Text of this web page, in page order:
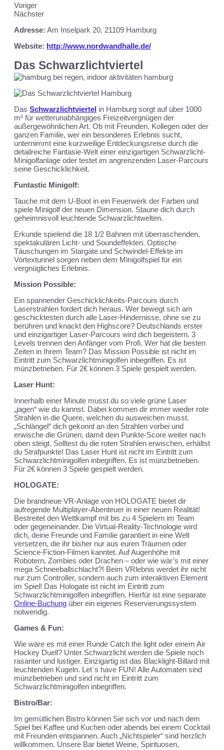
Voriger
Nächster
Adresse: Am Inselpark 20, 21109 Hamburg
Website: http://www.nordwandhalle.de/
Das Schwarzlichtviertel
Das Schwarzlichtviertel in Hamburg sorgt auf über 1000
m² für wetterunabhängiges Freizeitvergnügen der
außergewöhnlichen Art. Ob mit Freunden, Kollegen oder der
ganzen Familie, wer ein besonderes Erlebnis sucht,
unternimmt eine kurzweilige Entdeckungsreise durch die
detailreiche Fantasie-Welt einer einzigartigen Schwarzlicht-
Minigolfanlage oder testet im angrenzenden Laser-Parcours
seine Geschicklichkeit.
Funtastic Minigolf:
Tauche mit dem U-Boot in ein Feuerwerk der Farben und
spiele Minigolf der neuen Dimension. Staune dich durch
geheimnisvoll leuchtende Schwarzlichtwelten.
Erkunde spielend die 18 1/2 Bahnen mit überraschenden,
spektakulären Licht- und Soundeffekten. Optische
Täuschungen im Stargate und Schwindel-Effekte im
Vortextunnel sorgen neben dem Minigolfspiel für ein
vergnügliches Erlebnis.
Mission Possible:
Ein spannender Geschicklichkeits-Parcours durch
Laserstrahlen fordert dich heraus. Wer bewegt sich am
geschicktesten durch alle Laser-Hindernisse, ohne sie zu
berühren und knackt den Highscore? Deutschlands erster
und einzigartiger Laser-Parcours wird dich begeistern. 3
Levels trennen den Anfänger vom Profi. Wer hat die besten
Zeiten in Ihrem Team? Das Mission Possible ist nicht im
Eintritt zum Schwarzlichtminigolfen inbegriffen. Es ist
münzbetrieben. Für 2€ können 3 Spiele gespielt werden.
Laser Hunt:
Innerhalb einer Minute musst du so viele grüne Laser
„jagen“ wie du kannst. Dabei kommen dir immer wieder rote
Strahlen in die Quere, welchen du ausweichen musst.
„Schlängel“ dich gekonnt an den Strahlen vorbei und
erwische die Grünen, damit dein Punkte-Score weiter nach
oben steigt. Solltest du die roten Strahlen erwischen, erhältst
du Strafpunkte! Das Laser Hunt ist nicht im Eintritt zum
Schwarzlichtminigolfen inbegriffen. Es ist münzbetrieben.
Für 2€ können 3 Spiele gespielt werden.
HOLOGATE:
Die brandneue VR-Anlage von HOLOGATE bietet dir
aufregende Multiplayer-Abenteuer in einer neuen Realität!
Bestreitet den Wettkampf mit bis zu 4 Spielern im Team
oder gegeneinander. Die Virtual-Reality-Technologie wird
dich, deine Freunde und Familie garantiert in eine Welt
versetzen, die ihr bisher nur aus euren Träumen oder
Science-Fiction-Filmen kanntet. Auf Augenhöhe mit
Robotern, Zombies oder Drachen – oder wie wär’s mit einer
mega Schneeballschlacht?! Beim VRlebnis werdet ihr nicht
nur zum Controller, sondern auch zum interaktiven Element
im Spiel! Das Hologate ist nicht im Eintritt zum
Schwarzlichtminigolfen inbegriffen. Hierfür ist eine separate
Online-Buchung über ein eigenes Reservierungssystem
notwendig.
Games & Fun:
Wie wäre es mit einer Runde Catch the light oder einem Air
Hockey Duell? Unter Schwarzlicht werden die Spiele noch
rasanter und lustiger. Einzigartig ist das Blacklight-Billard mit
leuchtenden Kugeln. Let`s have FUN! Alle Automaten sind
münzbetrieben und sind nicht im Eintritt zum
Schwarzlichtminigolfen inbegriffen.
Bistro/Bar:
Im gemütlichen Bistro können Sie sich vor und nach dem
Spiel bei Kaffee und Kuchen oder abends bei einem Cocktail
mit Freunden entspannen. Auch „Nichtspieler“ sind herzlich
willkommen. Unsere Bar bietet Weine, Spirituosen,